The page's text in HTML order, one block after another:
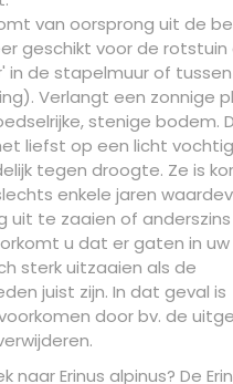
van oorsprong uit de
geschikt voor de rotstuin
in de stapelmuur of
Verlangt een zonnige
stenige bodem.
liefst op een licht
tegen droogte. Ze is
enkele jaren
uit te zaaien of
u dat er gaten in uw
sterk uitzaaien als de
juist zijn. In dat geval is
door bv. de
naar Erinus alpinus? De